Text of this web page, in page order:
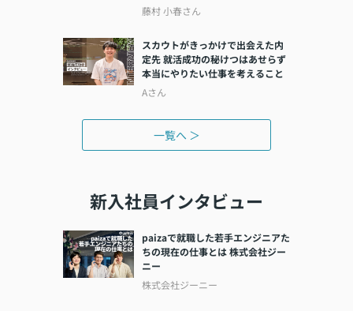
藤村 小春さん
スカウトがきっかけで出会えた内
定先 就活成功の秘けつはあせらず
本当にやりたい仕事を考えること
Aさん
一覧へ ＞
新入社員インタビュー
paizaで就職した若手エンジニアた
ちの現在の仕事とは 株式会社ジー
ニー
株式会社ジーニー